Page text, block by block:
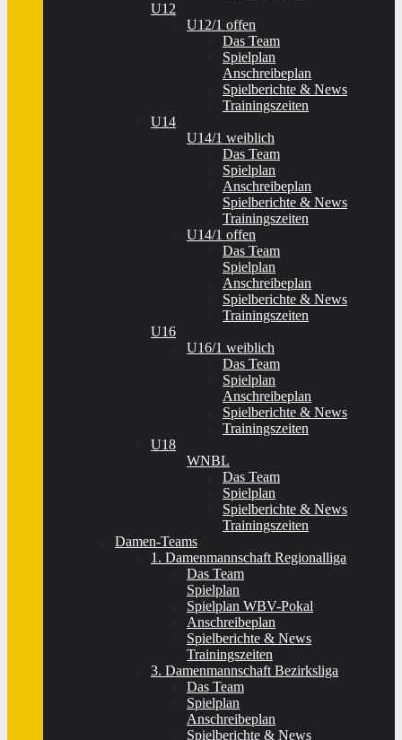
U12
U12/1 offen
Das Team
Spielplan
Anschreibeplan
Spielberichte & News
Trainingszeiten
U14
U14/1 weiblich
Das Team
Spielplan
Anschreibeplan
Spielberichte & News
Trainingszeiten
U14/1 offen
Das Team
Spielplan
Anschreibeplan
Spielberichte & News
Trainingszeiten
U16
U16/1 weiblich
Das Team
Spielplan
Anschreibeplan
Spielberichte & News
Trainingszeiten
U18
WNBL
Das Team
Spielplan
Spielberichte & News
Trainingszeiten
Damen-Teams
1. Damenmannschaft Regionalliga
Das Team
Spielplan
Spielplan WBV-Pokal
Anschreibeplan
Spielberichte & News
Trainingszeiten
3. Damenmannschaft Bezirksliga
Das Team
Spielplan
Anschreibeplan
Spielberichte & News